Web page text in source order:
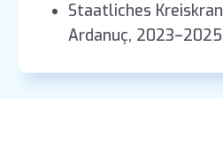
Staatliches
Ardanuç, 2023–2025